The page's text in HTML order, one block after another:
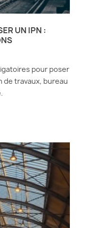
UN IPN :
pour poser
de travaux, bureau